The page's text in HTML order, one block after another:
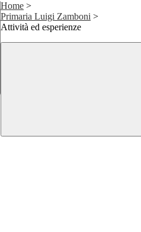
Home >
Primaria Luigi Zamboni >
Attività ed esperienze